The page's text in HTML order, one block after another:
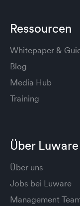
Ressourcen
Whitepaper &
Blog
Media Hub
Training
Über Luware
Über uns
Jobs bei Luware
Management